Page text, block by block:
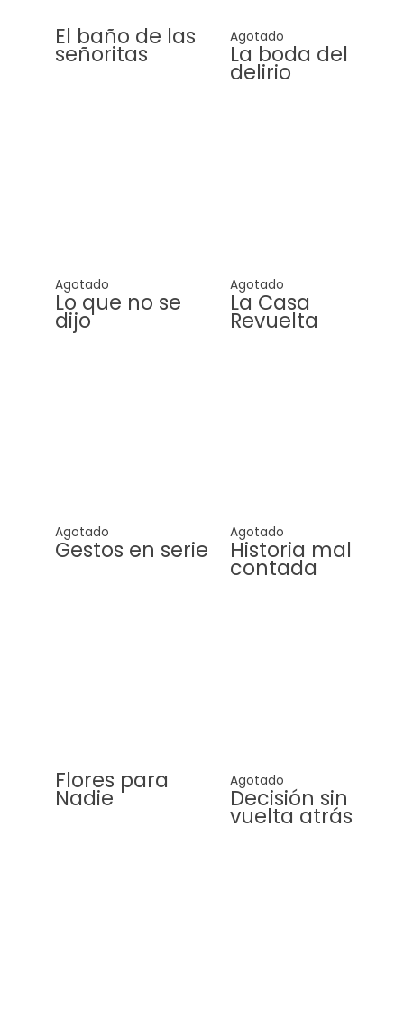
El baño de las
señoritas
Agotado
La boda del
delirio
Agotado
Lo que no se
dijo
Agotado
La Casa
Revuelta
Agotado
Gestos en serie
Agotado
Historia mal
contada
Flores para
Nadie
Agotado
Decisión sin
vuelta atrás